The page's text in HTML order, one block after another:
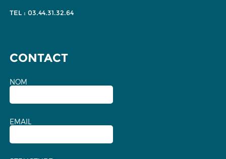
TEL : 03.44.31.32.64
CONTACT
NOM
EMAIL